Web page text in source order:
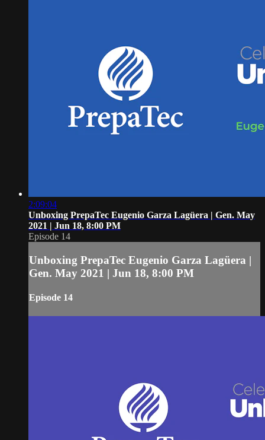
2:09:04
Unboxing PrepaTec Eugenio Garza Lagüera | Gen. May
2021 | Jun 18, 8:00 PM
Episode 14
Unboxing PrepaTec Eugenio Garza Lagüera |
Gen. May 2021 | Jun 18, 8:00 PM
Episode 14